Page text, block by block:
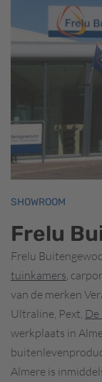
SHOWROOM
Frelu
Frelu
tuinkamers ,
van de merken
Ultraline, Pext,
werkplaats in
Almere is